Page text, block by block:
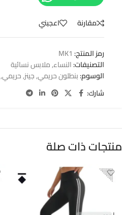
مقارنة اعجبني
رمز المنتج: MK1
التصنيفات:النساء,ملابس نسائية
الوسوم:بنطلون حريمي,جينز,حريمي,
شارك:
منتجات ذات صلة